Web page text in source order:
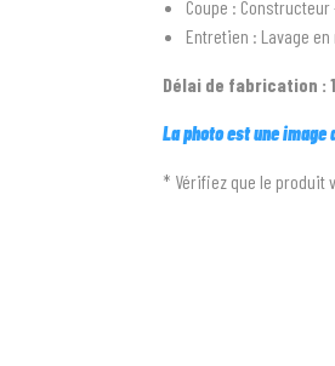
Coupe :
Entretien : Lavage
Délai de fabrication :
La photo est une
* Vérifiez que le produit